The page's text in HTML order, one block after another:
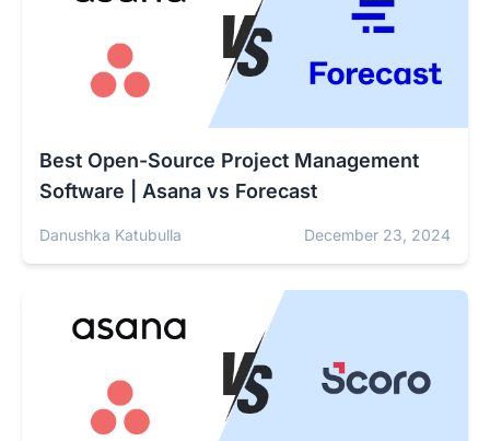
Best Open-Source Project Management
Software | Asana vs Forecast
Danushka Katubulla December 23, 2024